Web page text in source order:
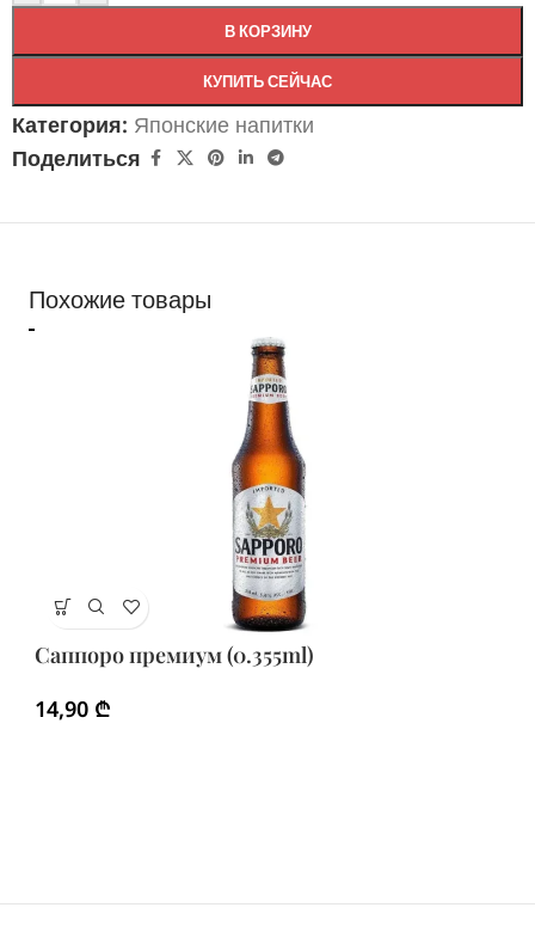
В КОРЗИНУ
КУПИТЬ СЕЙЧАС
Категория: Японские напитки
Поделиться
Похожие товары
Саппоро премиум (0.355ml)
14,90 ₾